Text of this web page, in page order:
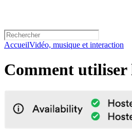
AccueilVidéo, musique et interaction
Comment utiliser